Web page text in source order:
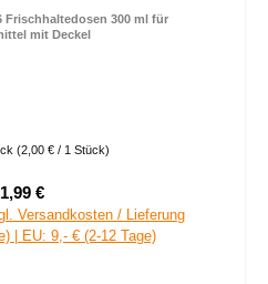
Frischhaltedosen 300 ml für
mit Deckel
(2,00 € / 1 Stück)
Verkaufspreis:
€
Versandkosten / Lieferung
| EU: 9,- € (2-12 Tage)